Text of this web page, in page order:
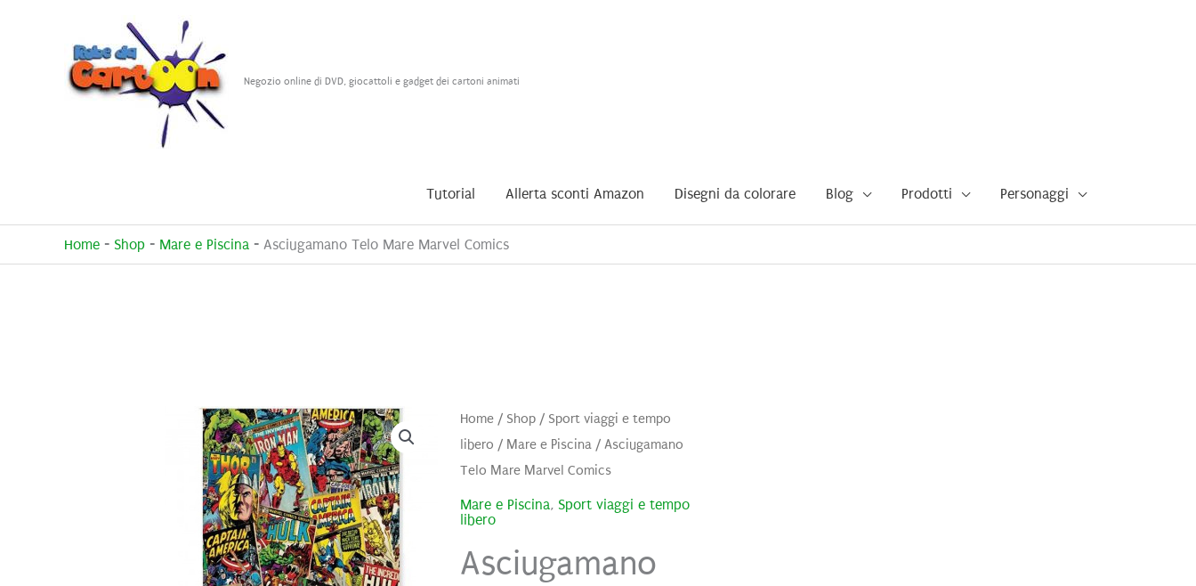
Negozio online di DVD, giocattoli e gadget dei cartoni animati
Tutorial Allerta sconti Amazon Disegni da colorare Blog Prodotti Personaggi
Home - Shop - Mare e Piscina - Asciugamano Telo Mare Marvel Comics
Home/ Shop/ Sport viaggi e tempo
libero / Mare e Piscina/ Asciugamano
Telo Mare Marvel Comics
Mare e Piscina, Sport viaggi e tempo
libero
Asciugamano